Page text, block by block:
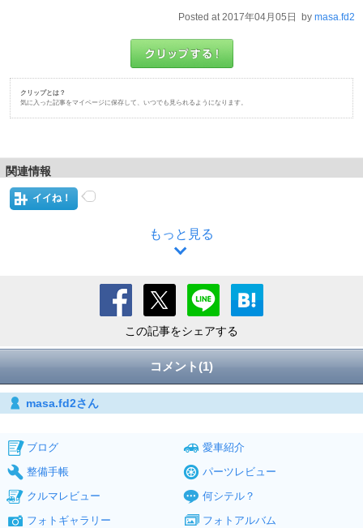
Posted at 2017年04月05日 by masa.fd2
クリップとは？
気に入った記事をマイページに保存して、いつでも見られるようになります。
関連情報
イイね！
もっと見る
この記事をシェアする
コメント(1)
masa.fd2さん
ブログ
愛車紹介
整備手帳
パーツレビュー
クルマレビュー
何シテル？
フォトギャラリー
フォトアルバム